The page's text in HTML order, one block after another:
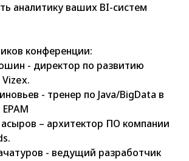
аналитику ваших BI-систем
конференции:
- директор по развитию
- тренер по Java/BigData в
– архитектор ПО компании
- ведущий разработчик